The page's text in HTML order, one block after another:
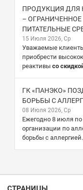
ПРОДУКЦИЯ ДЛЯ
–
ПИТАТЕЛЬНЫЕ
15 Июля 2026, Ср
Уважаемые
приобрести
реактивы со
ГК «ПАНЭКО»
БОРЬБЫ С
08 Июля 2026, Ср
Ежегодно 8 июля
организации по
борьбы с аллергией.